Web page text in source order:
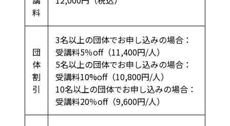
料
団
体
割
引
3名以上の団体でお申し込みの場合：
受講料5％off（11,400円/人）
5名以上の団体でお申し込みの場合：
受講料10%off（10,800円/人）
10名以上の団体でお申し込みの場合：
受講料20％off（9,600円/人）